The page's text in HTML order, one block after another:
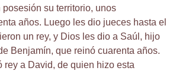
su territorio, unos
años. Luego les dio jueces hasta el
un rey, y Dios les dio a Saúl, hijo
Benjamín, que reinó cuarenta años.
rey a David, de quien hizo esta